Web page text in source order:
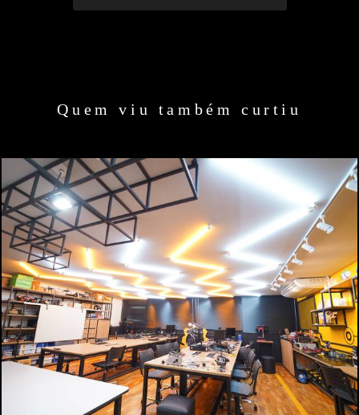
Quem viu também curtiu
1253 0